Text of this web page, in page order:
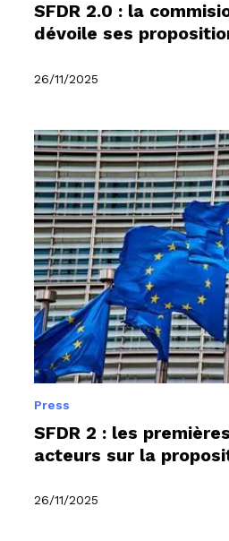
SFDR 2.0 : la
dévoile ses
26/11/2025
Press
SFDR 2 : les
acteurs sur la
26/11/2025